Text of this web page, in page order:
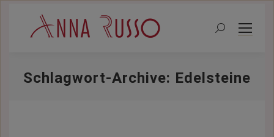
Search:
Schlagwort-Archive: Edelsteine